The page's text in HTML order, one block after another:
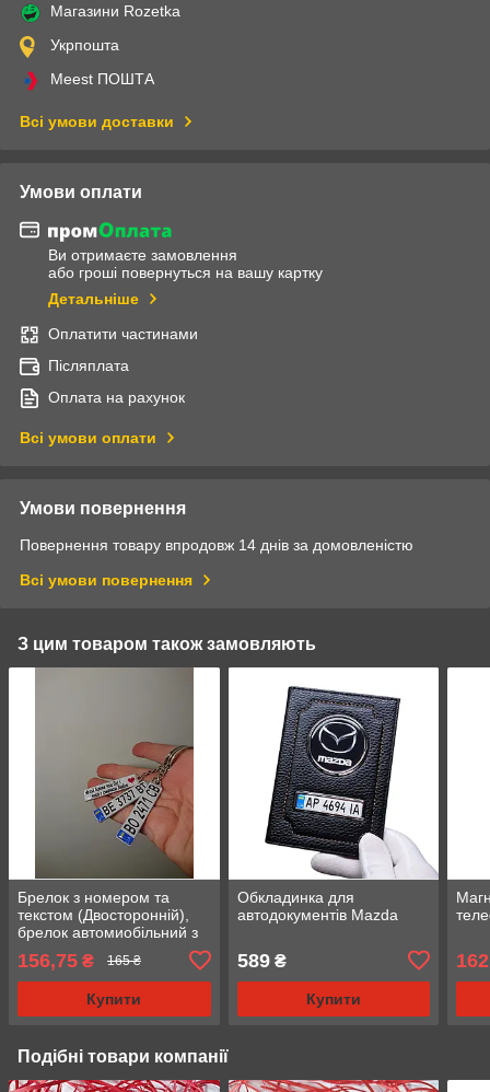
Магазини Rozetka
Укрпошта
Meest ПОШТА
Всі умови доставки
Умови оплати
Ви отримаєте замовлення
або гроші повернуться на вашу картку
Детальніше
Оплатити частинами
Післяплата
Оплата на рахунок
Всі умови оплати
Умови повернення
Повернення товару впродовж 14 днів за домовленістю
Всі умови повернення
З цим товаром також замовляють
Брелок з номером та
текстом (Двосторонній),
брелок автомиобільний з
156,75 ₴ 165 ₴
Купити
Обкладинка для
автодокументів Mazda
589₴
Купити
162
Подібні товари компанії